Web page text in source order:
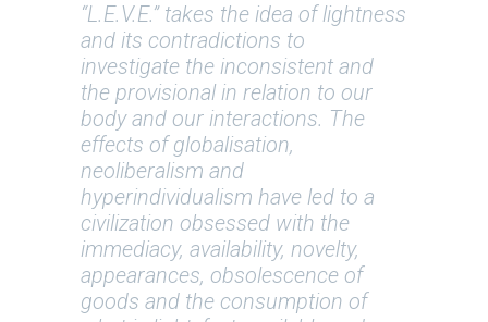
“L.E.V.E.” takes the idea of lightness
and its contradictions to
investigate the inconsistent and
the provisional in relation to our
body and our interactions. The
effects of globalisation,
neoliberalism and
hyperindividualism have led to a
civilization obsessed with the
immediacy, availability, novelty,
appearances, obsolescence of
goods and the consumption of